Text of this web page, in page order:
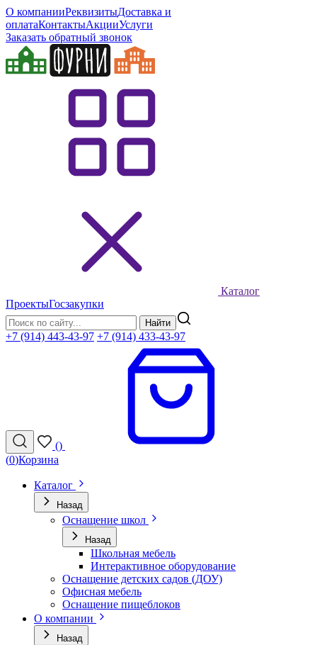
О компанииРеквизитыДоставка и
оплатаКонтактыАкцииУслуги
Заказать обратный звонок
Каталог
ПроектыГосзакупки
Найти
+7 (914) 443-43-97 +7 (914) 433-43-97
()
(0)Корзина
Каталог
Назад
Оснащение школ
Назад
Школьная мебель
Интерактивное оборудование
Оснащение детских садов (ДОУ)
Офисная мебель
Оснащение пищеблоков
О компании
Назад